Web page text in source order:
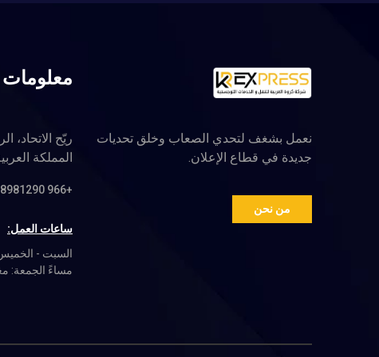
نعمل بشغف لتحدي الصعاب وخلق تحديات
جديدة في قطاع الإعلان.
من نحن
المملكة
+966 558981290
ساعات العمل:
مساءً الجمعة: